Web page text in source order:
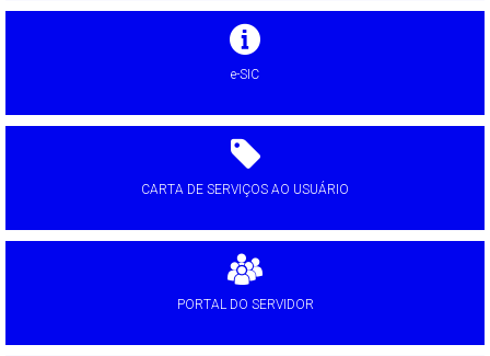
e-SIC
CARTA DE SERVIÇOS AO USUÁRIO
PORTAL DO SERVIDOR